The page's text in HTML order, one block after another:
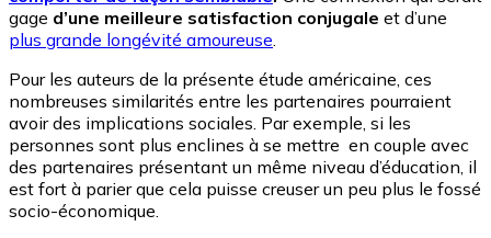
gage d’une meilleure satisfaction conjugale et d’une
plus grande longévité amoureuse.
Pour les auteurs de la présente étude américaine, ces
nombreuses similarités entre les partenaires pourraient
avoir des implications sociales. Par exemple, si les
personnes sont plus enclines à se mettre en couple avec
des partenaires présentant un même niveau d’éducation, il
est fort à parier que cela puisse creuser un peu plus le fossé
socio-économique.